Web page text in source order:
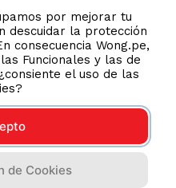
por mejorar tu
descuidar la protección
consecuencia Wong.pe,
Funcionales y las de
el uso de las
de Cookies